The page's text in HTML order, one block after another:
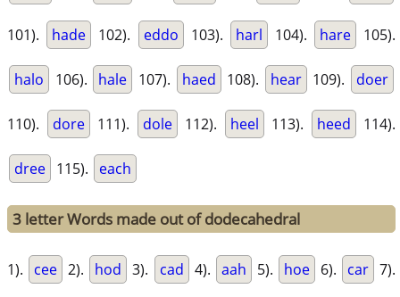
101). hade 102). eddo 103). harl 104). hare 105).
halo 106). hale 107). haed 108). hear 109). doer
110). dore 111). dole 112). heel 113). heed 114).
dree 115). each
3 letter Words made out of dodecahedral
1). cee 2). hod 3). cad 4). aah 5). hoe 6). car 7).